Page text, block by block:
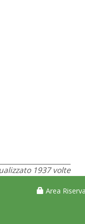
1937 volte
Area